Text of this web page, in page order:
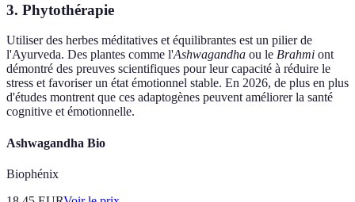
3. Phytothérapie
Utiliser des herbes méditatives et équilibrantes est un pilier de
l'Ayurveda. Des plantes comme l'Ashwagandha ou le Brahmi ont
démontré des preuves scientifiques pour leur capacité à réduire le
stress et favoriser un état émotionnel stable. En 2026, de plus en plus
d'études montrent que ces adaptogènes peuvent améliorer la santé
cognitive et émotionnelle.
Ashwagandha Bio
Biophénix